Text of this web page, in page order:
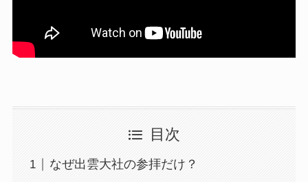
目次
なぜ出雲大社の参拝だけ？